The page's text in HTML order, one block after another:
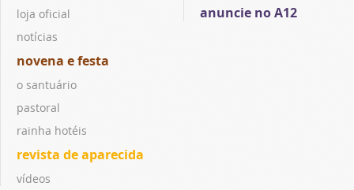
loja oficial
notícias
novena e festa
o santuário
pastoral
rainha hotéis
revista de aparecida
vídeos
anuncie no A12